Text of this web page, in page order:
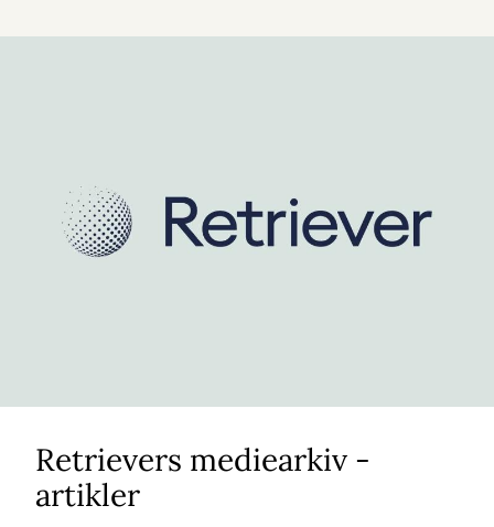
Retrievers mediearkiv -
artikler